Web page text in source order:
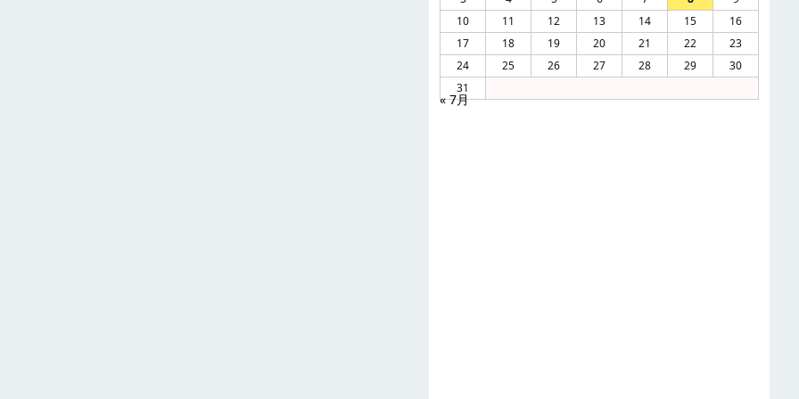
10
11 12 13 14 15
16
17
18 19 20 21 22
23
24
25 26 27 28 29
30
31
« 7月